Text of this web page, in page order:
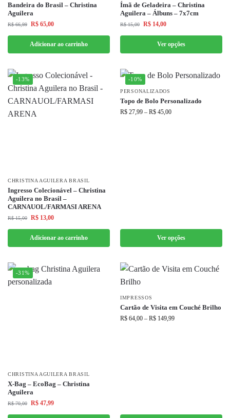
Bandeira do Brasil – Christina
Aguilera
R$66,99 R$ 65,00
Adicionar ao carrinho
Ímã de Geladeira – Christina
Aguilera – Álbuns – 7x7cm
R$15,00 R$ 14,00
Ver opções
-13%
CHRISTINA AGUILERA BRASIL
Ingresso Colecionável – Christina
Aguilera no Brasil –
CARNAUOL/FARMASI ARENA
R$15,00 R$ 13,00
Adicionar ao carrinho
-10%
PERSONALIZADOS
Topo de Bolo Personalizado
R$ 27,99 – R$ 45,00
Ver opções
-31%
CHRISTINA AGUILERA BRASIL
X-Bag – EcoBag – Christina
Aguilera
R$70,00 R$ 47,99
IMPRESSOS
Cartão de Visita em Couché Brilho
R$ 64,00 – R$ 149,99